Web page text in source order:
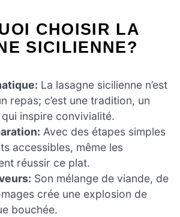
CHOISIR LA
SICILIENNE?
La lasagne sicilienne n’est
repas; c’est une tradition, un
inspire convivialité.
Avec des étapes simples
accessibles, même les
réussir ce plat.
Son mélange de viande, de
crée une explosion de
bouchée.